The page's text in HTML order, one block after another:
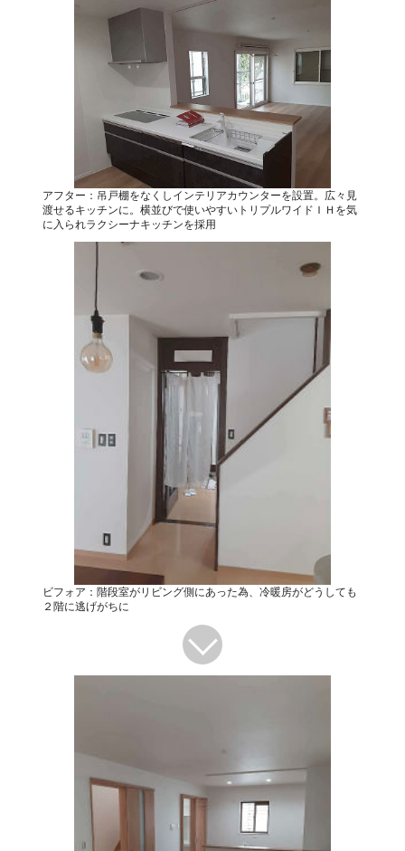
アフター：吊戸棚をなくしインテリアカウンターを設置。広々見
渡せるキッチンに。横並びで使いやすいトリプルワイドＩＨを気
に入られラクシーナキッチンを採用
ビフォア：階段室がリビング側にあった為、冷暖房がどうしても
２階に逃げがちに